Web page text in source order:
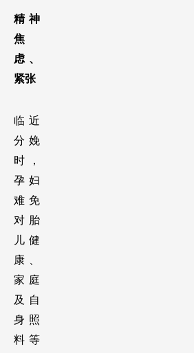
精神
焦
虑、
紧张
临近
分娩
时，
孕妇
难免
对胎
儿健
康、
家庭
及自
身照
料等